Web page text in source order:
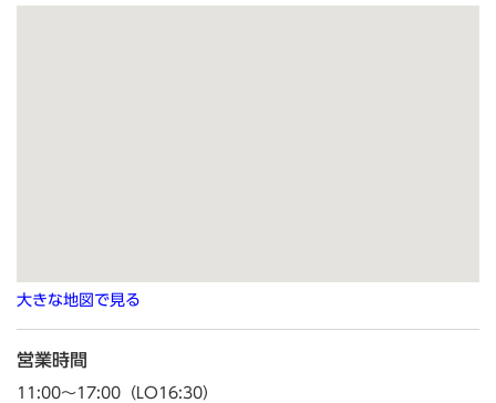
大きな地図で見る
営業時間
11:00～17:00（LO16:30）